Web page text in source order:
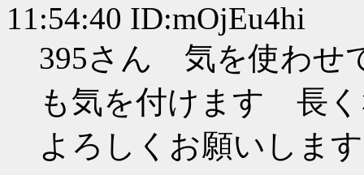
11:54:40 ID:mOjEu4hi
395さん 気を使わせ
も気を付けます 長
よろしくお願いします